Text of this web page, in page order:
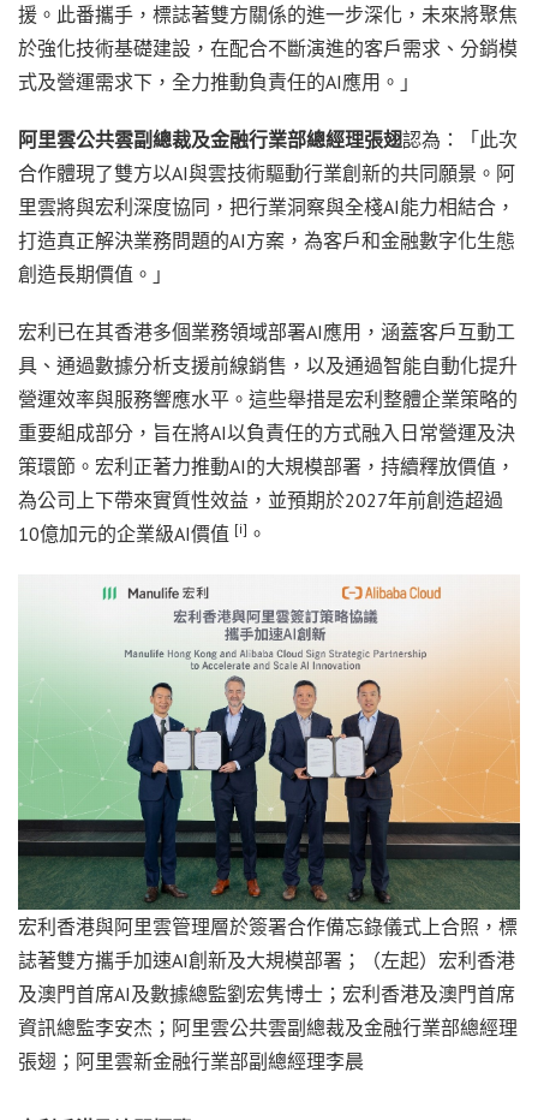
援。此番攜手，標誌著雙方關係的進一步深化，未來將聚焦
於強化技術基礎建設，在配合不斷演進的客戶需求、分銷模
式及營運需求下，全力推動負責任的AI應用。」
阿里雲公共雲副總裁及金融行業部總經理張翅認為：「此次
合作體現了雙方以AI與雲技術驅動行業創新的共同願景。阿
里雲將與宏利深度協同，把行業洞察與全棧AI能力相結合，
打造真正解決業務問題的AI方案，為客戶和金融數字化生態
創造長期價值。」
宏利已在其香港多個業務領域部署AI應用，涵蓋客戶互動工
具、通過數據分析支援前線銷售，以及通過智能自動化提升
營運效率與服務響應水平。這些舉措是宏利整體企業策略的
重要組成部分，旨在將AI以負責任的方式融入日常營運及決
策環節。宏利正著力推動AI的大規模部署，持續釋放價值，
為公司上下帶來實質性效益，並預期於2027年前創造超過
10億加元的企業級AI價值 [i] 。
宏利香港與阿里雲管理層於簽署合作備忘錄儀式上合照，標
誌著雙方攜手加速AI創新及大規模部署；（左起）宏利香港
及澳門首席AI及數據總監劉宏隽博士；宏利香港及澳門首席
資訊總監李安杰；阿里雲公共雲副總裁及金融行業部總經理
張翅；阿里雲新金融行業部副總經理李晨